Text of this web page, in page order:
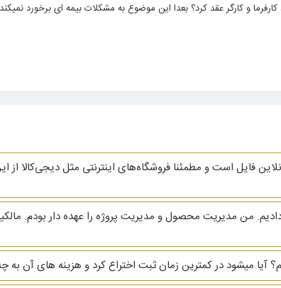
و کارگر عقد کرد؟ بعدا این موضوع به مشکلات بیمه ای برخورد
فایل است و مطمئنا فروشگاه‌های اینترنتی مثل دیجی‌کالا از
دادیم. من مدیریت محصول و مدیریت پروژه را عهده دار بودم.
میشود در کمترین زمان ثبت اختراع کرد و هزینه های آن به